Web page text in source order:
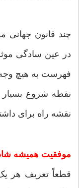
چند قانون جهانی
در عین سادگی
فهرست به هیچ وجه
نقطه شروع
نقشه راه برای
موفقیت همیشه
قطعاً تعریف هر